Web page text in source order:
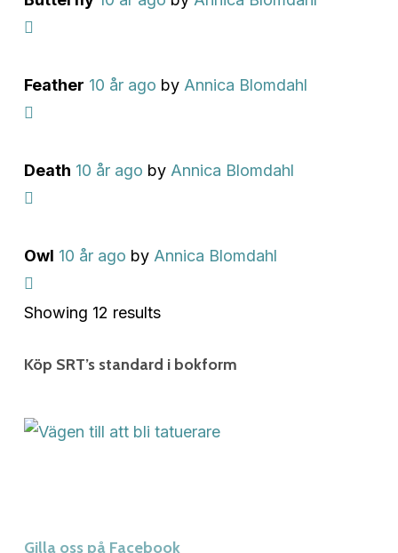
Feather 10 år ago by Annica Blomdahl
Death 10 år ago by Annica Blomdahl
Owl 10 år ago by Annica Blomdahl
Showing 12 results
Köp SRT’s standard i bokform
Gilla oss på Facebook